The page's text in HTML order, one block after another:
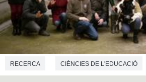
RECERCA CIÈNCIES DE L'EDUCACIÓ